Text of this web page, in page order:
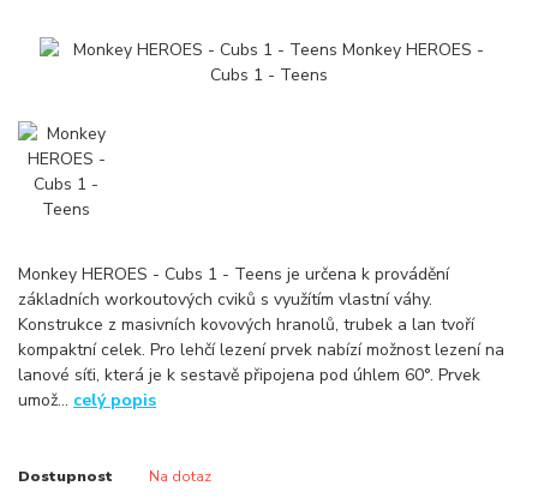
Monkey HEROES - Cubs 1 - Teens je určena k provádění
základních workoutových cviků s využítím vlastní váhy.
Konstrukce z masivních kovových hranolů, trubek a lan tvoří
kompaktní celek. Pro lehčí lezení prvek nabízí možnost lezení na
lanové síťi, která je k sestavě připojena pod úhlem 60°. Prvek
umož... celý popis
Dostupnost Na dotaz